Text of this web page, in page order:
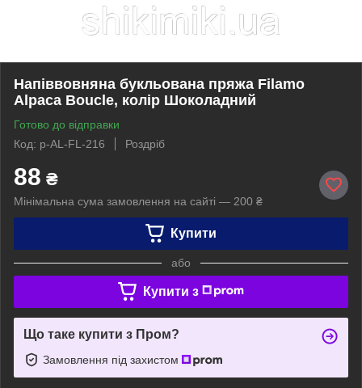
Напіввовняна букльована пряжа Filamo
Alpaca Boucle, колір Шоколадний
Готово до відправки
Код: p-AL-FL-216
Роздріб
88 ₴
Мінімальна сума замовлення на сайті — 200 ₴
Купити
або
Купити з
Що таке купити з Пром?
Замовлення під захистом